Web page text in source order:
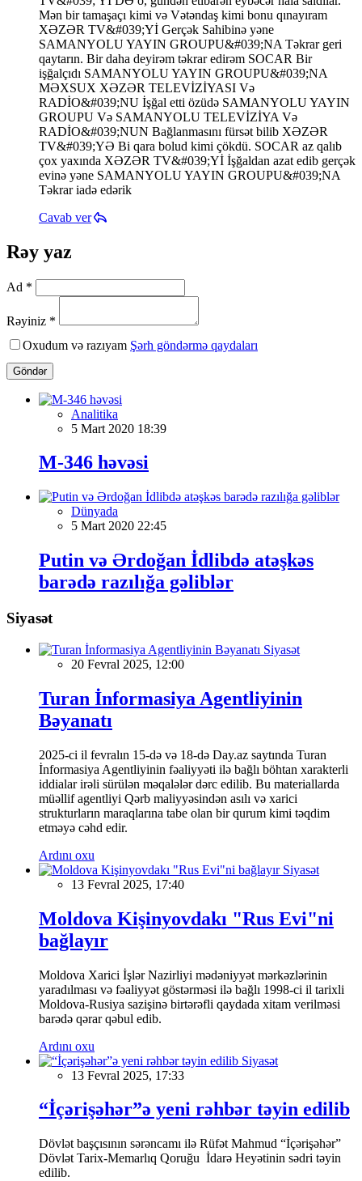
Mən bir tamaşaçı kimi və Vətəndaş kimi bonu qınayıram
XƏZƏR TV&#039;Yİ Gerçək Sahibinə yəne
SAMANYOLU YAYIN GROUPU&#039;NA Təkrar geri
qaytarın. Bir daha deyirəm təkrar edirəm SOCAR Bir
işğalçıdı SAMANYOLU YAYIN GROUPU&#039;NA
MƏXSUX XƏZƏR TELEVİZİYASI Və
RADİO&#039;NU İşğal etti özüdə SAMANYOLU YAYIN
GROUPU Və SAMANYOLU TELEVİZİYA Və
RADİO&#039;NUN Bağlanmasını fürsət bilib XƏZƏR
TV&#039;YƏ Bi qara bolud kimi çökdü. SOCAR az qalıb
çox yaxında XƏZƏR TV&#039;Yİ İşğaldan azat edib gerçək
evinə yəne SAMANYOLU YAYIN GROUPU&#039;NA
Təkrar iadə edərik
Cavab ver
Rəy yaz
Ad *
Rəyiniz *
Oxudum və razıyam Şərh göndərmə qaydaları
Göndər
Analitika
5 Mart 2020 18:39
M-346 həvəsi
Dünyada
5 Mart 2020 22:45
Putin və Ərdoğan İdlibdə atəşkəs
barədə razılığa gəliblər
Siyasət
Siyasət
20 Fevral 2025, 12:00
Turan İnformasiya Agentliyinin
Bəyanatı
2025-ci il fevralın 15-də və 18-də Day.az saytında Turan
İnformasiya Agentliyinin fəaliyyəti ilə bağlı böhtan xarakterli
iddialar irəli sürülən məqalələr dərc edilib. Bu materiallarda
müəllif agentliyi Qərb maliyyəsindən asılı və xarici
strukturların maraqlarına tabe olan bir qurum kimi təqdim
etməyə cəhd edir.
Ardını oxu
Siyasət
13 Fevral 2025, 17:40
Moldova Kişinyovdakı "Rus Evi"ni
bağlayır
Moldova Xarici İşlər Nazirliyi mədəniyyət mərkəzlərinin
yaradılması və fəaliyyət göstərməsi ilə bağlı 1998-ci il tarixli
Moldova-Rusiya sazişinə birtərəfli qaydada xitam verilməsi
barədə qərar qəbul edib.
Ardını oxu
Siyasət
13 Fevral 2025, 17:33
“İçərişəhər”ə yeni rəhbər təyin edilib
Dövlət başçısının sərəncamı ilə Rüfət Mahmud “İçərişəhər”
Dövlət Tarix-Memarlıq Qoruğu İdarə Heyətinin sədri təyin
edilib.